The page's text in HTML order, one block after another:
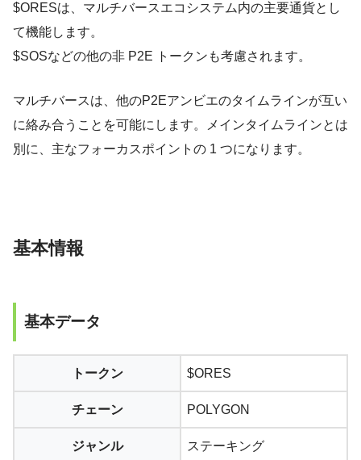
$ORESは、マルチバースエコシステム内の主要通貨とし
て機能します。
$SOSなどの他の非 P2E トークンも考慮されます。
マルチバースは、他のP2Eアンビエのタイムラインが互い
に絡み合うことを可能にします。メインタイムラインとは
別に、主なフォーカスポイントの 1 つになります。
基本情報
基本データ
トークン $ORES
チェーン POLYGON
ジャンル ステーキング